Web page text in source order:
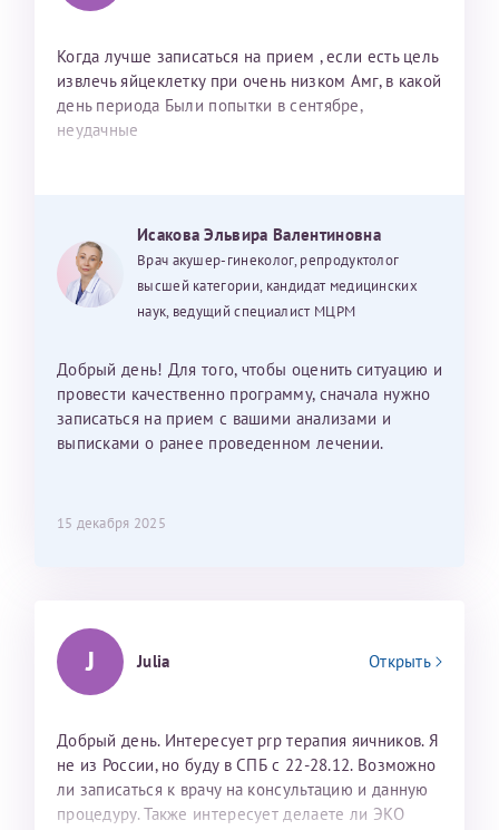
Когда лучше записаться на прием , если есть цель
извлечь яйцеклетку при очень низком Амг, в какой
день периода Были попытки в сентябре,
неудачные
Исакова Эльвира Валентиновна
Врач акушер-гинеколог, репродуктолог
высшей категории, кандидат медицинских
наук, ведущий специалист МЦРМ
Добрый день! Для того, чтобы оценить ситуацию и
провести качественно программу, сначала нужно
записаться на прием с вашими анализами и
выписками о ранее проведенном лечении.
15 декабря 2025
J Julia Открыть
Добрый день. Интересует prp терапия яичников. Я
не из России, но буду в СПБ с 22-28.12. Возможно
ли записаться к врачу на консультацию и данную
процедуру. Также интересует делаете ли ЭКО